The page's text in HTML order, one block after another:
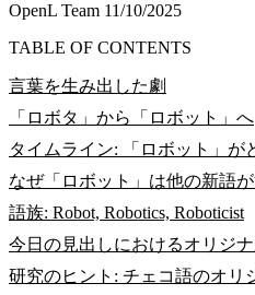
OpenL Team 11/10/2025
TABLE OF CONTENTS
言葉を生み出した劇
「ロボタ」から「ロボット」へ
タイムライン: 「ロボット」が
なぜ「ロボット」は他の新語
語族: Robot, Robotics, Roboticist
今日の見出しにおけるオリジ
研究のヒント: チェコ語のオリ